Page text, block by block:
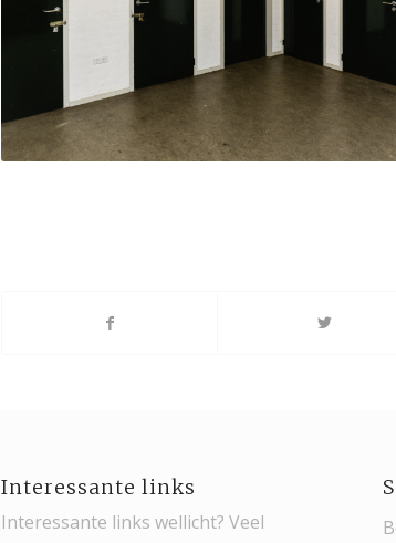
Interessante links
Interessante links wellicht? Veel